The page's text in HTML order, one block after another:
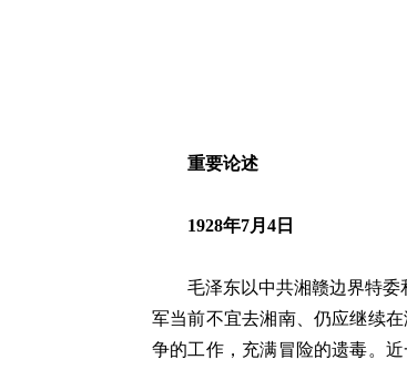
重要论述
1928年7月4日
毛泽东以中共湘赣边界特委和
军当前不宜去湘南、仍应继续
争的工作，充满冒险的遗毒。